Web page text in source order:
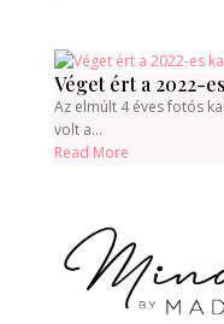
Véget ért a 2022-
Az elmúlt 4 éves fotós
volt a...
Read More